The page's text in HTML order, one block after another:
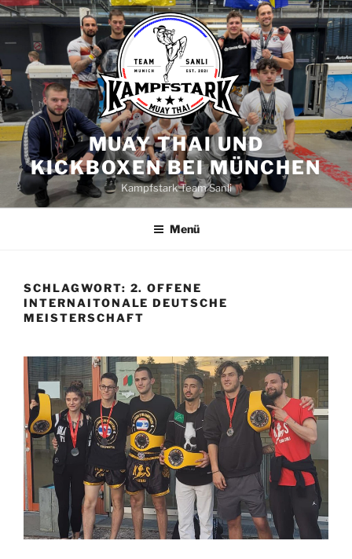
Zum
Inhalt
springen
MUAY THAI UND
KICKBOXEN BEI MÜNCHEN
Kampfstark Team Sanli
Menü
SCHLAGWORT: 2. OFFENE
INTERNAITONALE DEUTSCHE
MEISTERSCHAFT